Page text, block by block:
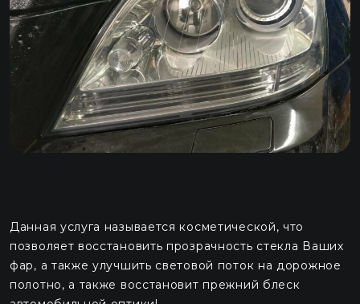
Данная услуга называется косметической, что
позволяет восстановить прозрачность стекла Ваших
фар, а также улучшить световой поток на дорожное
полотно, а также восстановит прежний блеск